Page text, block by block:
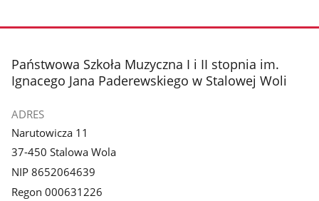
stopka
Państwowa Szkoła Muzyczna I i II stopnia im.
Ignacego Jana Paderewskiego w Stalowej Woli
ADRES
Narutowicza 11
37-450 Stalowa Wola
NIP 8652064639
Regon 000631226